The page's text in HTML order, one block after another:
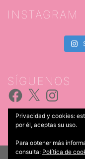
INSTAGRAM
SÍGUENOS
Facebook
X Instagram
Privacidad y cookies:
por él, aceptas su uso.
Para obtener más
consulta: Política de